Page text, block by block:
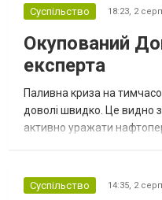
Суспільство 18:23, 2
Окупований
експерта
Паливна криза на
доволі швидко. Це видно
активно уражати
Суспільство 14:35, 2